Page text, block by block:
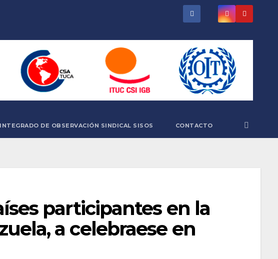
DE OBSERVACIÓN SINDICAL SISOS CONTACTO
participantes en la
a celebraese en